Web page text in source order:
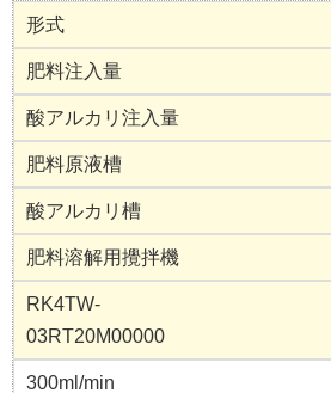
形式
肥料注入量
酸アルカリ注入量
肥料原液槽
酸アルカリ槽
肥料溶解用攪拌機
RK4TW-
03RT20M00000
300ml/min